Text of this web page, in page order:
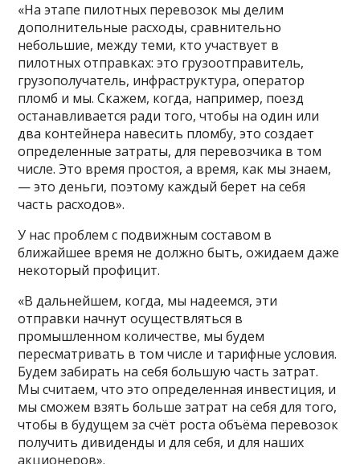
«На этапе пилотных перевозок мы делим
дополнительные расходы, сравнительно
небольшие, между теми, кто участвует в
пилотных отправках: это грузоотправитель,
грузополучатель, инфраструктура, оператор
пломб и мы. Скажем, когда, например, поезд
останавливается ради того, чтобы на один или
два контейнера навесить пломбу, это создает
определенные затраты, для перевозчика в том
числе. Это время простоя, а время, как мы знаем,
— это деньги, поэтому каждый берет на себя
часть расходов».
У нас проблем с подвижным составом в
ближайшее время не должно быть, ожидаем даже
некоторый профицит.
«В дальнейшем, когда, мы надеемся, эти
отправки начнут осуществляться в
промышленном количестве, мы будем
пересматривать в том числе и тарифные условия.
Будем забирать на себя большую часть затрат.
Мы считаем, что это определенная инвестиция, и
мы сможем взять больше затрат на себя для того,
чтобы в будущем за счёт роста объёма перевозок
получить дивиденды и для себя, и для наших
акционеров».